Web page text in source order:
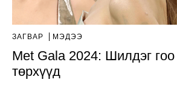
ЗАГВАР МЭДЭЭ
Met Gala 2024: Шилдэг
төрхүүд